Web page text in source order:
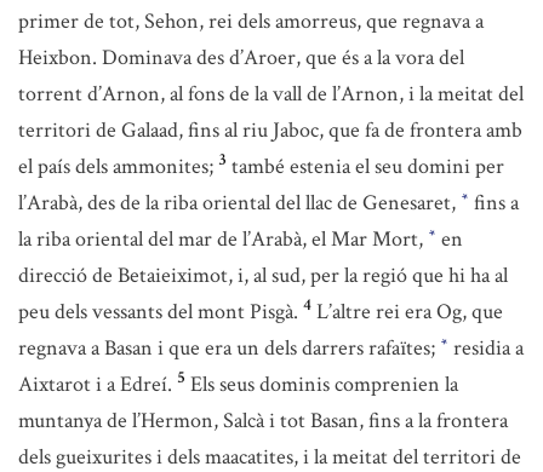
primer de tot, Sehon, rei dels amorreus, que regnava a
Heixbon. Dominava des d’Aroer, que és a la vora del
torrent d’Arnon, al fons de la vall de l’Arnon, i la meitat del
territori de Galaad, fins al riu Jaboc, que fa de frontera amb
el país dels ammonites; 3 també estenia el seu domini per
l’Arabà, des de la riba oriental del llac de Genesaret, * fins a
la riba oriental del mar de l’Arabà, el Mar Mort, * en
direcció de Betaieiximot, i, al sud, per la regió que hi ha al
peu dels vessants del mont Pisgà. 4 L’altre rei era Og, que
regnava a Basan i que era un dels darrers rafaïtes; * residia a
Aixtarot i a Edreí. 5 Els seus dominis comprenien la
muntanya de l’Hermon, Salcà i tot Basan, fins a la frontera
dels gueixurites i dels maacatites, i la meitat del territori de